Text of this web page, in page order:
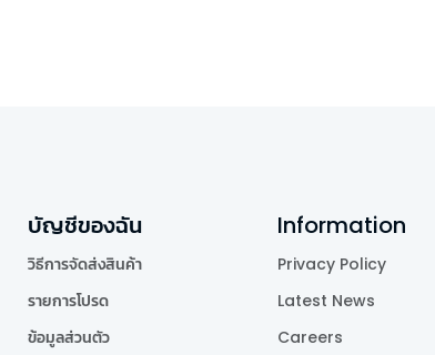
บัญชีของฉัน
วิธีการจัดส่งสินค้า
รายการโปรด
ข้อมูลส่วนตัว
Information
Privacy Policy
Latest News
Careers